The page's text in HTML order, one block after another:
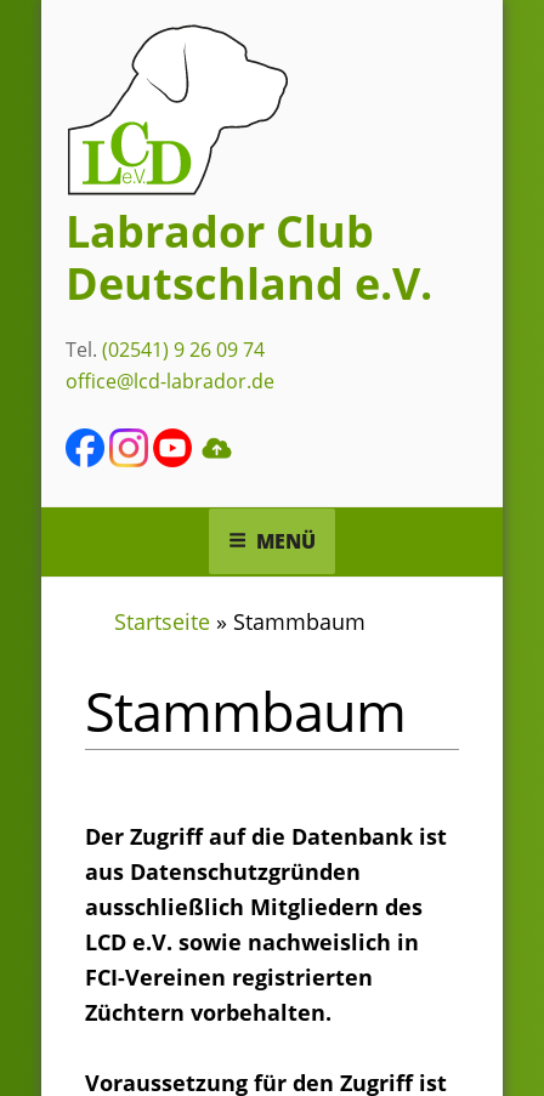
springen
Labrador Club
Deutschland e.V.
Tel. (02541) 9 26 09 74
office@lcd-labrador.de
MENÜ
Startseite » Stammbaum
Stammbaum
Der Zugriff auf die Datenbank ist
aus Datenschutzgründen
ausschließlich Mitgliedern des
LCD e.V. sowie nachweislich in
FCI-Vereinen registrierten
Züchtern vorbehalten.
Voraussetzung für den Zugriff ist